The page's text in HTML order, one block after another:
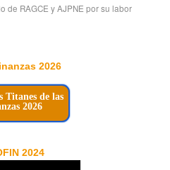
de RAGCE y AJPNE por su labor
2026
Titanes de las
2026
2024